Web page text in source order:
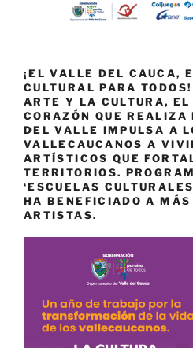
¡EL VALLE DEL CAUCA,
CULTURAL PARA
ARTE Y LA CULTURA, EL
CORAZÓN QUE REALIZA
DEL VALLE IMPULSA A
VALLECAUCANOS A
ARTÍSTICOS QUE
TERRITORIOS.
‘ESCUELAS
HA BENEFICIADO A
ARTISTAS.